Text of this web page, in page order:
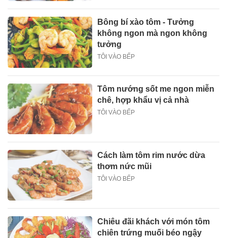
Bông bí xào tôm - Tưởng
không ngon mà ngon không
tưởng
TÔI VÀO BẾP
Tôm nướng sốt me ngon miễn
chê, hợp khẩu vị cả nhà
TÔI VÀO BẾP
Cách làm tôm rim nước dừa
thơm nức mũi
TÔI VÀO BẾP
Chiêu đãi khách với món tôm
chiên trứng muối béo ngậy